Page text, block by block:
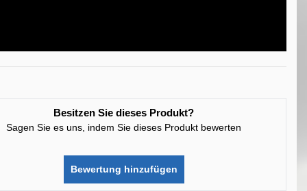
Besitzen Sie dieses Produkt?
Sagen Sie es uns, indem Sie dieses Produkt bewerten
Bewertung hinzufügen